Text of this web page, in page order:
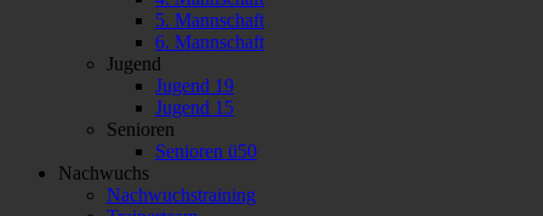
5. Mannschaft
6. Mannschaft
Jugend
Jugend 19
Jugend 15
Senioren
Senioren ü50
Nachwuchs
Nachwuchstraining